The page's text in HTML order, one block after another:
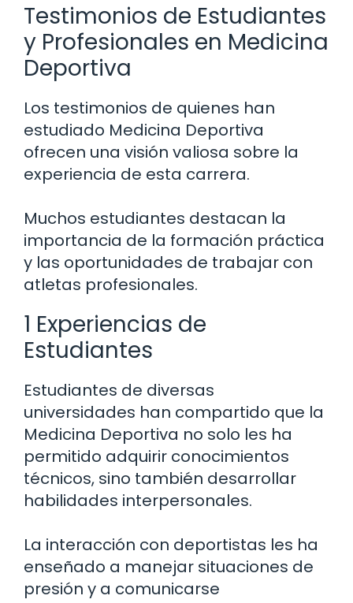
Testimonios de Estudiantes
y Profesionales en Medicina
Deportiva
Los testimonios de quienes han
estudiado Medicina Deportiva
ofrecen una visión valiosa sobre la
experiencia de esta carrera.
Muchos estudiantes destacan la
importancia de la formación práctica
y las oportunidades de trabajar con
atletas profesionales.
1 Experiencias de
Estudiantes
Estudiantes de diversas
universidades han compartido que la
Medicina Deportiva no solo les ha
permitido adquirir conocimientos
técnicos, sino también desarrollar
habilidades interpersonales.
La interacción con deportistas les ha
enseñado a manejar situaciones de
presión y a comunicarse